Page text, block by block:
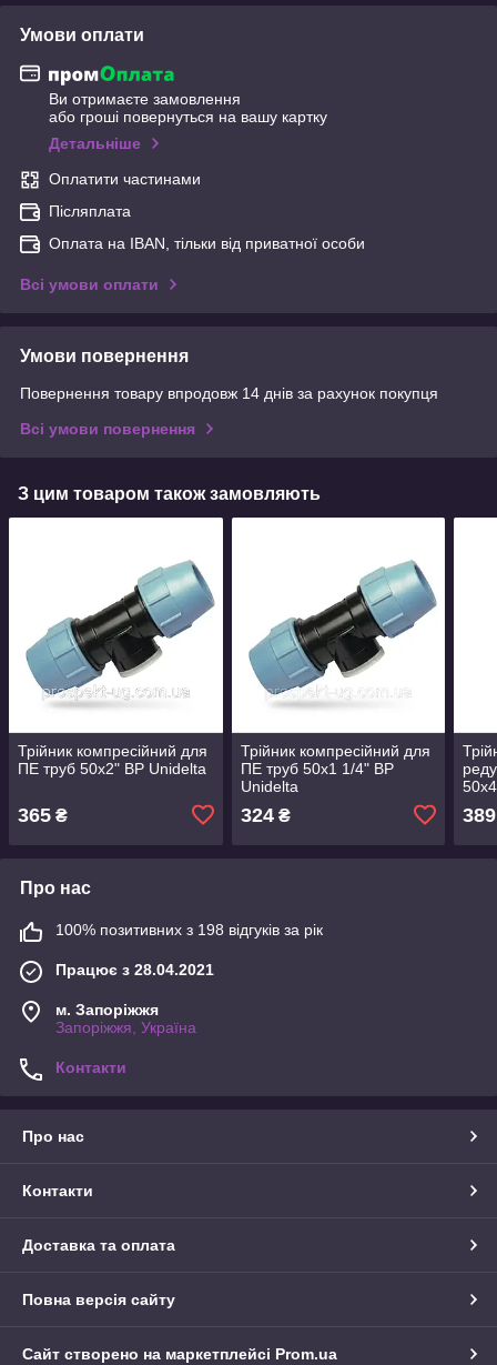
Умови оплати
Ви отримаєте замовлення
або гроші повернуться на вашу картку
Детальніше
Оплатити частинами
Післяплата
Оплата на IBAN, тільки від приватної особи
Всі умови оплати
Умови повернення
Повернення товару впродовж 14 днів за рахунок покупця
Всі умови повернення
З цим товаром також замовляють
Трійник компресійний для
ПЕ труб 50х2" ВР Unidelta
365 ₴
Трійник компресійний для
ПЕ труб 50х1 1/4" ВР
Unidelta
324₴ 389
Про нас
100% позитивних з 198 відгуків за рік
Працює з 28.04.2021
м. Запоріжжя
Запоріжжя, Україна
Контакти
Про нас
Контакти
Доставка та оплата
Повна версія сайту
Сайт створено на маркетплейсі Prom.ua